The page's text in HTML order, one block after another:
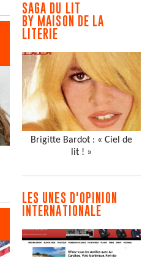
SAGA DU LIT
BY MAISON DE LA
LITERIE
Brigitte Bardot : « Ciel de
lit ! »
LES UNES D'OPINION
INTERNATIONALE